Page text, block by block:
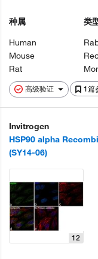
高级验证 1篇
种属
Human
Mouse
Rat
类
Invitrogen
HSP90 alpha
(SY14-06)
12